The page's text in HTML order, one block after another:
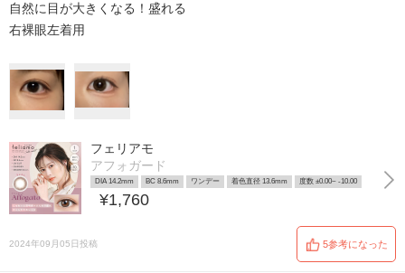
自然に目が大きくなる！盛れる
右裸眼左着用
フェリアモ
アフォガード
DIA 14.2mm BC 8.6mm ワンデー 着色直径 13.6mm 度数 ±0.00~ -10.00
¥1,760
2024年09月05日投稿 5参考になった